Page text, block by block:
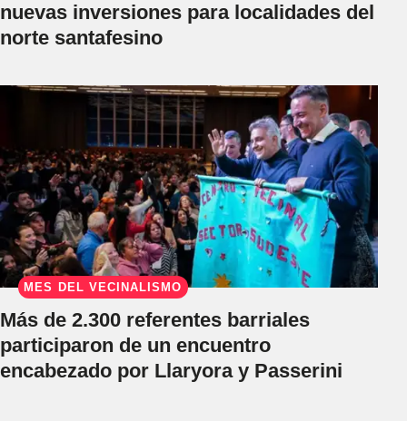
nuevas inversiones para localidades del
norte santafesino
MES DEL VECINALISMO
Más de 2.300 referentes barriales
participaron de un encuentro
encabezado por Llaryora y Passerini